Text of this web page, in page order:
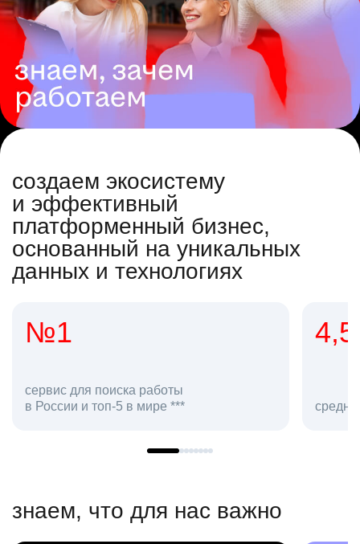
создаем экосистему
и эффективный
платформенный бизнес,
основанный на уникальных
данных и технологиях
4,5
средняя оценка hh.ru как работодателя **
в
знаем, что для нас важно